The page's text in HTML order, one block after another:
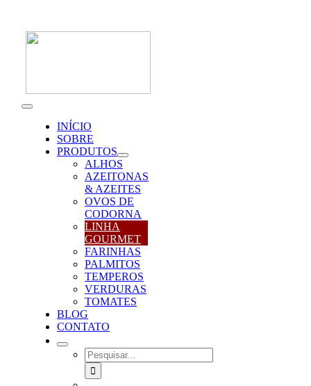
content
Toggle
NavigationINÍCIO
SOBRE
PRODUTOS
ALHOS
AZEITONAS
& AZEITES
OVOS DE
CODORNA
LINHA
GOURMET
FARINHAS
PALMITOS
TEMPEROS
VERDURAS
TOMATES
BLOG
CONTATO
SEARCH
FOR: